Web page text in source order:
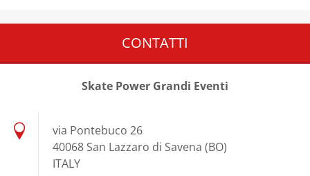
CONTATTI
Skate Power Grandi Eventi
via Pontebuco 26
40068 San Lazzaro di Savena (BO)
ITALY